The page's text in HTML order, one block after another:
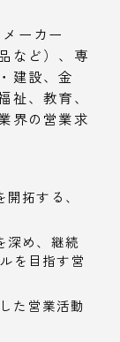
ーカー
など）、専
建設、金
祉、教育、
界の営業求
拓する、
深め、継続
を目指す営
た営業活動